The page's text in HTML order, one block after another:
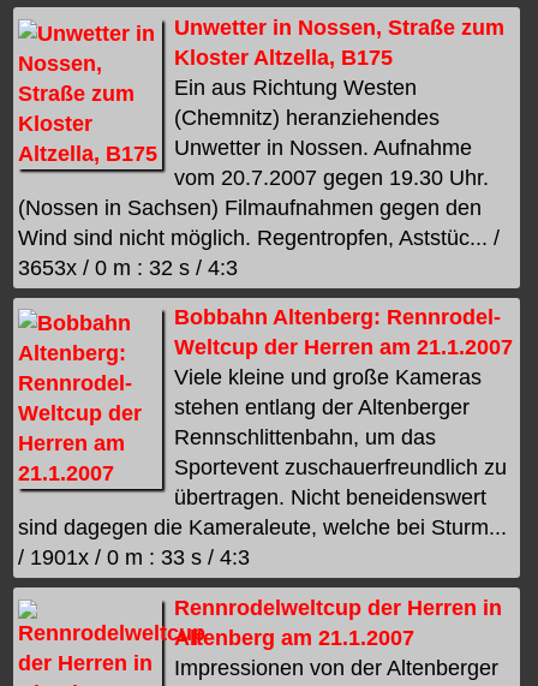
Unwetter in Nossen, Straße zum
Kloster Altzella, B175
Ein aus Richtung Westen
(Chemnitz) heranziehendes
Unwetter in Nossen. Aufnahme
vom 20.7.2007 gegen 19.30 Uhr.
(Nossen in Sachsen) Filmaufnahmen gegen den
Wind sind nicht möglich. Regentropfen, Aststüc... /
3653x / 0 m : 32 s / 4:3
Bobbahn Altenberg: Rennrodel-
Weltcup der Herren am 21.1.2007
Viele kleine und große Kameras
stehen entlang der Altenberger
Rennschlittenbahn, um das
Sportevent zuschauerfreundlich zu
übertragen. Nicht beneidenswert
sind dagegen die Kameraleute, welche bei Sturm...
/ 1901x / 0 m : 33 s / 4:3
Rennrodelweltcup der Herren in
Altenberg am 21.1.2007
Impressionen von der Altenberger